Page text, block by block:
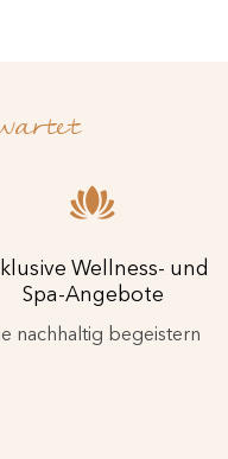
Wellness- und
Spa-Angebote
nachhaltig begeistern